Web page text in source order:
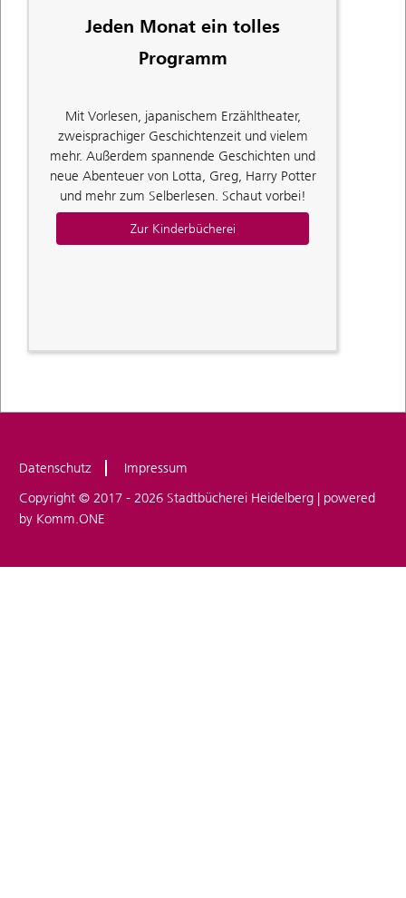
Jeden Monat ein tolles
Programm
Mit Vorlesen, japanischem Erzähltheater,
zweisprachiger Geschichtenzeit und vielem
mehr. Außerdem spannende Geschichten und
neue Abenteuer von Lotta, Greg, Harry Potter
und mehr zum Selberlesen. Schaut vorbei!
Zur Kinderbücherei
Datenschutz
Impressum
Copyright © 2017 - 2026 Stadtbücherei Heidelberg | powered
by Komm.ONE